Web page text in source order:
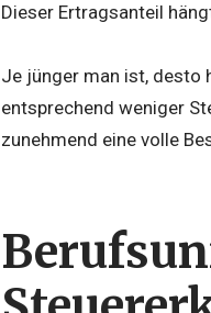
Dieser Ertragsanteil
Je jünger man ist, desto
entsprechend weniger
zunehmend eine volle